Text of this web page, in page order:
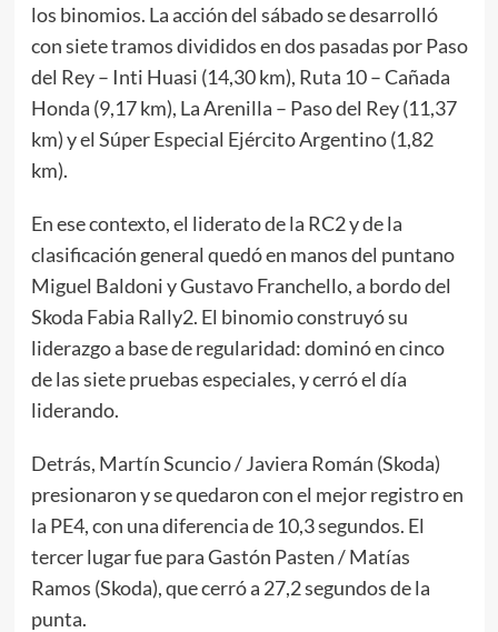
los binomios. La acción del sábado se desarrolló
con siete tramos divididos en dos pasadas por Paso
del Rey – Inti Huasi (14,30 km), Ruta 10 – Cañada
Honda (9,17 km), La Arenilla – Paso del Rey (11,37
km) y el Súper Especial Ejército Argentino (1,82
km).
En ese contexto, el liderato de la RC2 y de la
clasificación general quedó en manos del puntano
Miguel Baldoni y Gustavo Franchello, a bordo del
Skoda Fabia Rally2. El binomio construyó su
liderazgo a base de regularidad: dominó en cinco
de las siete pruebas especiales, y cerró el día
liderando.
Detrás, Martín Scuncio / Javiera Román (Skoda)
presionaron y se quedaron con el mejor registro en
la PE4, con una diferencia de 10,3 segundos. El
tercer lugar fue para Gastón Pasten / Matías
Ramos (Skoda), que cerró a 27,2 segundos de la
punta.